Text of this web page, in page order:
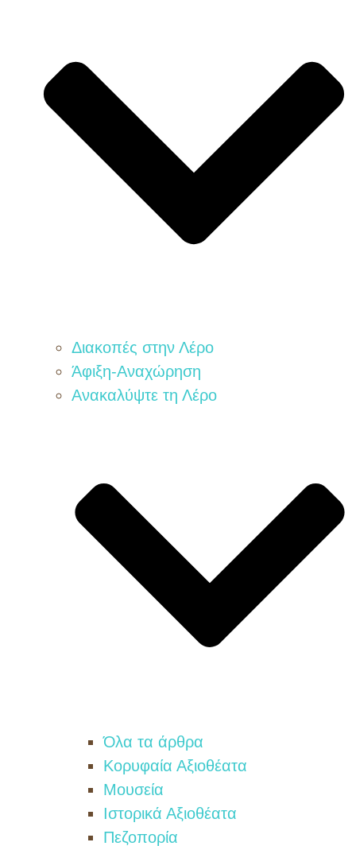
Διακοπές στην Λέρο
Άφιξη-Αναχώρηση
Ανακαλύψτε τη Λέρο
Όλα τα άρθρα
Κορυφαία Αξιοθέατα
Μουσεία
Ιστορικά Αξιοθέατα
Πεζοπορία